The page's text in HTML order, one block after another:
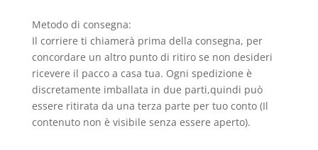
Metodo di consegna:
Il corriere ti chiamerà prima della consegna, per
concordare un altro punto di ritiro se non desideri
ricevere il pacco a casa tua. Ogni spedizione è
discretamente imballata in due parti,quindi può
essere ritirata da una terza parte per tuo conto (Il
contenuto non è visibile senza essere aperto).